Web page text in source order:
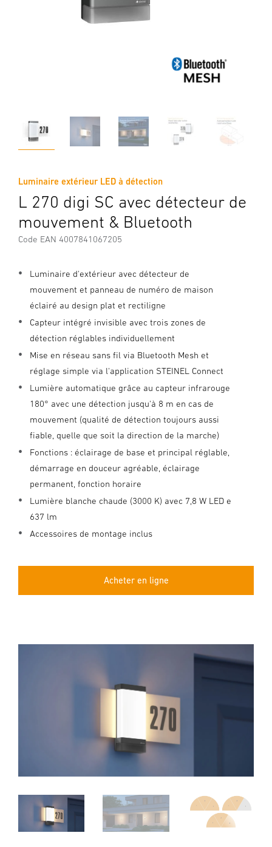
Luminaire extérieur LED à détection
L 270 digi SC avec détecteur de
mouvement & Bluetooth
Code EAN 4007841067205
Luminaire d'extérieur avec détecteur de
mouvement et panneau de numéro de maison
éclairé au design plat et rectiligne
Capteur intégré invisible avec trois zones de
détection réglables individuellement
Mise en réseau sans fil via Bluetooth Mesh et
réglage simple via l'application STEINEL Connect
Lumière automatique grâce au capteur infrarouge
180° avec une détection jusqu'à 8 m en cas de
mouvement (qualité de détection toujours aussi
fiable, quelle que soit la direction de la marche)
Fonctions : éclairage de base et principal réglable,
démarrage en douceur agréable, éclairage
permanent, fonction horaire
Lumière blanche chaude (3000 K) avec 7,8 W LED e
637 lm
Accessoires de montage inclus
Acheter en ligne